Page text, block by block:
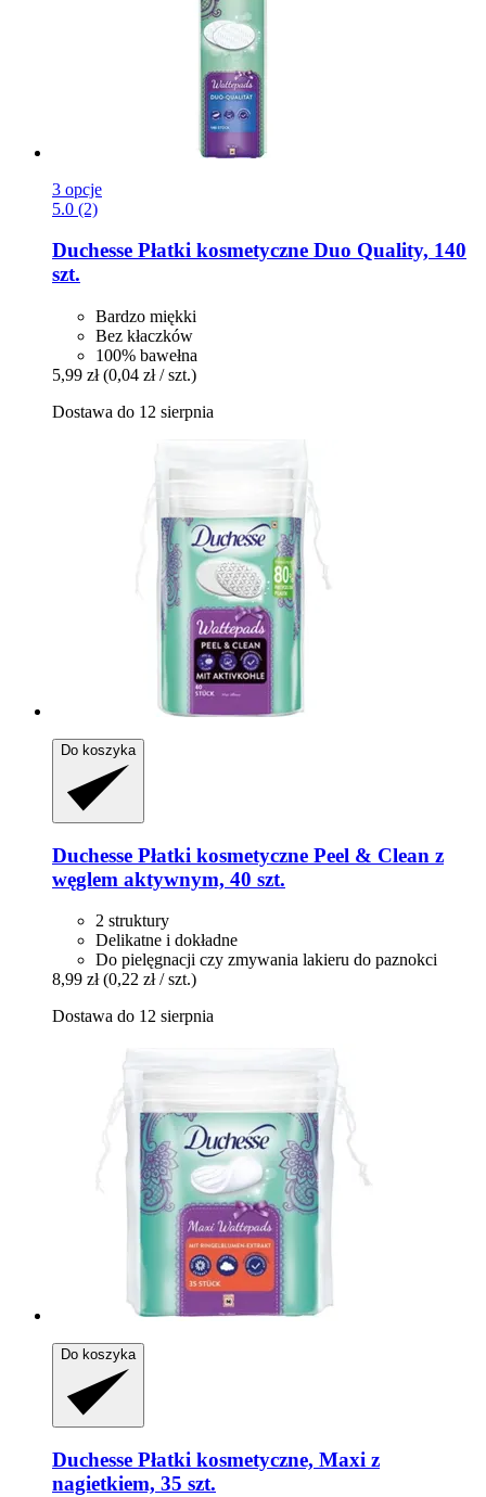
3 opcje
5.0 (2)
Duchesse Płatki kosmetyczne Duo Quality, 140
szt.
Bardzo miękki
Bez kłaczków
100% bawełna
5,99 zł (0,04 zł / szt.)
Dostawa do 12 sierpnia
Do koszyka
Duchesse Płatki kosmetyczne Peel & Clean z
węglem aktywnym, 40 szt.
2 struktury
Delikatne i dokładne
Do pielęgnacji czy zmywania lakieru do paznokci
8,99 zł (0,22 zł / szt.)
Dostawa do 12 sierpnia
Do koszyka
Duchesse Płatki kosmetyczne, Maxi z
nagietkiem, 35 szt.